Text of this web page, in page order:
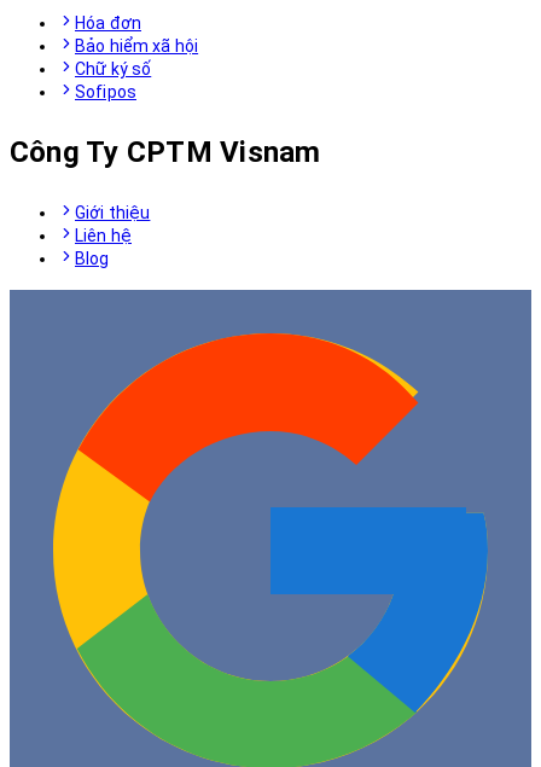
Hóa đơn
Bảo hiểm xã hội
Chữ ký số
Sofipos
Công Ty CPTM Visnam
Giới thiệu
Liên hệ
Blog